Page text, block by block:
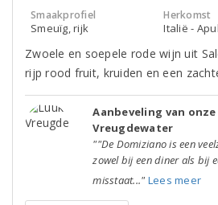
Smaakprofiel
Smeuïg, rijk
Herkomst
Italië -
Zwoele en soepele rode wijn uit
rijp rood fruit, kruiden en een
Aanbeveling van
Vreugdewater
""De Domiziano is een
zowel bij een diner als bij
misstaat..." Lees meer